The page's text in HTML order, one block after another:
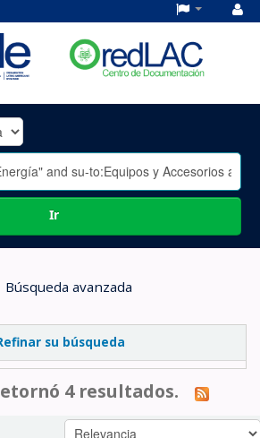
Ir
Búsqueda avanzada
su búsqueda
4 resultados.